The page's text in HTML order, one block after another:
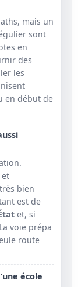
mais un
sont
en
des
les
en début de
et
bien
est de
et, si
voie prépa
route
école